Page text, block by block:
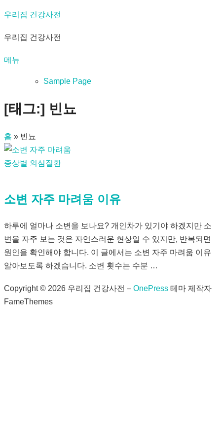
내
으
기
우리집 건강사전
우리집 건강사전
메뉴
Sample Page
[태그:] 빈뇨
홈 » 빈뇨
증상별 의심질환
소변 자주 마려움 이유
하루에 얼마나 소변을 보나요? 개인차가 있기야 하겠지만 소
변을 자주 보는 것은 자연스러운 현상일 수 있지만, 반복되면
원인을 확인해야 합니다. 이 글에서는 소변 자주 마려움 이유
알아보도록 하겠습니다. 소변 횟수는 수분 …
Copyright © 2026 우리집 건강사전 – OnePress 테마 제작자
FameThemes